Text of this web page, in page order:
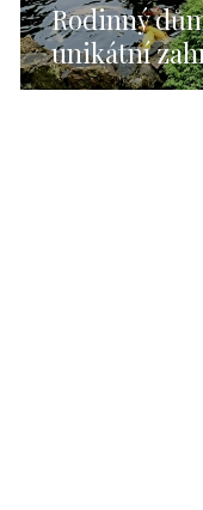
Rodinný
unikátní
Praha